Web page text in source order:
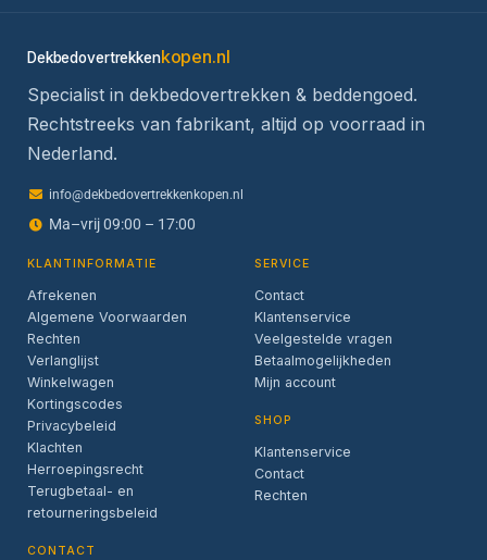
Dekbedovertrekkenkopen.nl
Specialist in dekbedovertrekken & beddengoed.
Rechtstreeks van fabrikant, altijd op voorraad in
Nederland.
info@dekbedovertrekkenkopen.nl
Ma–vrij 09:00 – 17:00
KLANTINFORMATIE
Afrekenen
Algemene Voorwaarden
Rechten
Verlanglijst
Winkelwagen
Kortingscodes
Privacybeleid
Klachten
Herroepingsrecht
Terugbetaal- en
retourneringsbeleid
CONTACT
SERVICE
Contact
Klantenservice
Veelgestelde vragen
Betaalmogelijkheden
Mijn account
SHOP
Klantenservice
Contact
Rechten